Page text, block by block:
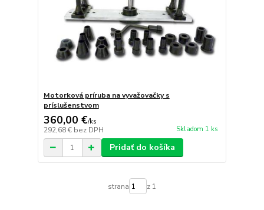
Motorková príruba na vyvažovačky s
príslušenstvom
360,00 €/ks
292,68 € bez DPH Skladom 1 ks
Pridať do košíka
strana z 1